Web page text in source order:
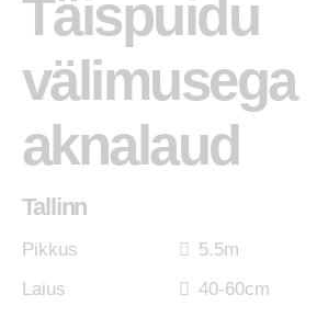
Täispuidu
välimusega
aknalaud
Tallinn
Pikkus
5.5m
Laius
40-60cm